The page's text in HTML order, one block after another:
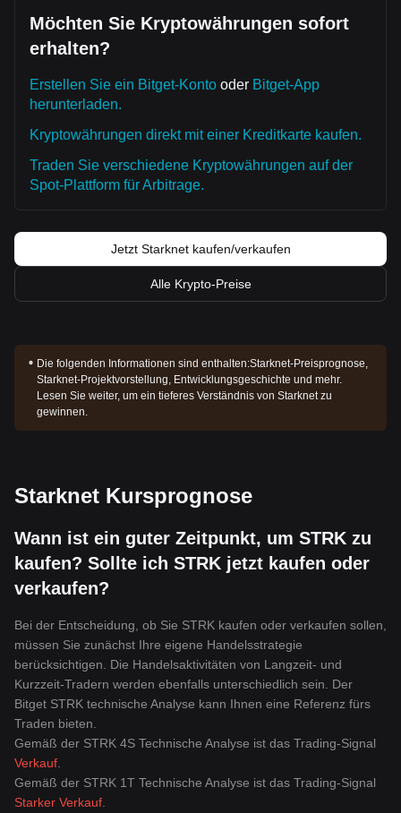
Möchten Sie Kryptowährungen sofort
erhalten?
Erstellen Sie ein Bitget-Konto oder Bitget-App
herunterladen.
Kryptowährungen direkt mit einer Kreditkarte kaufen.
Traden Sie verschiedene Kryptowährungen auf der
Spot-Plattform für Arbitrage.
Jetzt Starknet kaufen/verkaufen
Alle Krypto-Preise
Die folgenden Informationen sind enthalten:Starknet-Preisprognose,
Starknet-Projektvorstellung, Entwicklungsgeschichte und mehr.
Lesen Sie weiter, um ein tieferes Verständnis von Starknet zu
gewinnen.
Starknet Kursprognose
Wann ist ein guter Zeitpunkt, um STRK zu
kaufen? Sollte ich STRK jetzt kaufen oder
verkaufen?
Bei der Entscheidung, ob Sie STRK kaufen oder verkaufen sollen,
müssen Sie zunächst Ihre eigene Handelsstrategie
berücksichtigen. Die Handelsaktivitäten von Langzeit- und
Kurzzeit-Tradern werden ebenfalls unterschiedlich sein. Der
Bitget STRK technische Analyse kann Ihnen eine Referenz fürs
Traden bieten.
Gemäß der STRK 4S Technische Analyse ist das Trading-Signal
Verkauf
Gemäß der STRK 1T Technische Analyse ist das Trading-Signal
Starker Verkauf